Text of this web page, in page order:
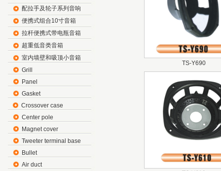
配拉手及轮子系列音响
便携式组合10寸音箱
拉杆便携式带电瓶音箱
超重低音类音箱
室内墙壁和吸顶小音箱
Grill
Panel
Gasket
Crossover case
Center pole
Magnet cover
Tweeter terminal base
Bullet
Air duct
TS-Y690